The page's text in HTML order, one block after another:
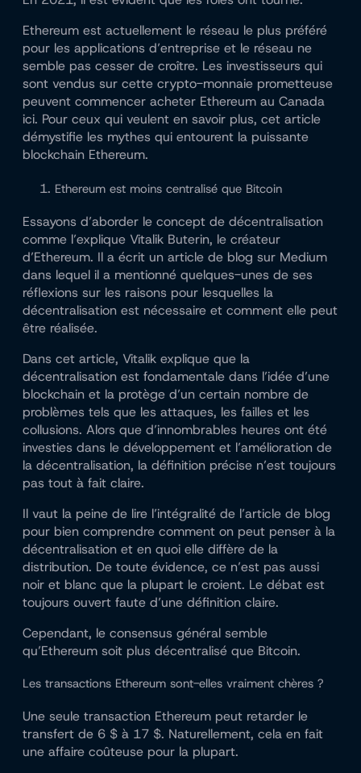
Ethereum est actuellement le réseau le plus préféré
pour les applications d’entreprise et le réseau ne
semble pas cesser de croître. Les investisseurs qui
sont vendus sur cette crypto-monnaie prometteuse
peuvent commencer acheter Ethereum au Canada
ici. Pour ceux qui veulent en savoir plus, cet article
démystifie les mythes qui entourent la puissante
blockchain Ethereum.
Ethereum est moins centralisé que Bitcoin
Essayons d’aborder le concept de décentralisation
comme l’explique Vitalik Buterin, le créateur
d’Ethereum. Il a écrit un article de blog sur Medium
dans lequel il a mentionné quelques-unes de ses
réflexions sur les raisons pour lesquelles la
décentralisation est nécessaire et comment elle peut
être réalisée.
Dans cet article, Vitalik explique que la
décentralisation est fondamentale dans l’idée d’une
blockchain et la protège d’un certain nombre de
problèmes tels que les attaques, les failles et les
collusions. Alors que d’innombrables heures ont été
investies dans le développement et l’amélioration de
la décentralisation, la définition précise n’est toujours
pas tout à fait claire.
Il vaut la peine de lire l’intégralité de l’article de blog
pour bien comprendre comment on peut penser à la
décentralisation et en quoi elle diffère de la
distribution. De toute évidence, ce n’est pas aussi
noir et blanc que la plupart le croient. Le débat est
toujours ouvert faute d’une définition claire.
Cependant, le consensus général semble
qu’Ethereum soit plus décentralisé que Bitcoin.
Les transactions Ethereum sont-elles vraiment chères ?
Une seule transaction Ethereum peut retarder le
transfert de 6 $ à 17 $. Naturellement, cela en fait
une affaire coûteuse pour la plupart.